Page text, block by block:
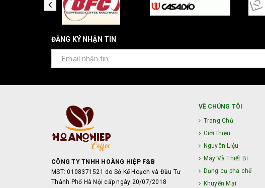
ĐĂNG KÝ NHẬN TIN
CÔNG TY TNHH HOÀNG HIỆP F&B
MST: 0108371521 do Sở Kế Hoạch và Đầu Tư
Thành Phố Hà Nội cấp ngày 20/07/2018
VỀ CHÚNG TÔI
Trang Chủ
Giới thiệu
Nguyên Liệu
Máy Và Thiết Bị
Dụng cụ pha chế
Khuyến Mại